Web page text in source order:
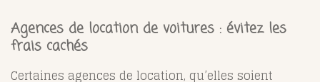
Agences de location de voitures : évitez les
frais cachés
Certaines agences de location, qu’elles soient